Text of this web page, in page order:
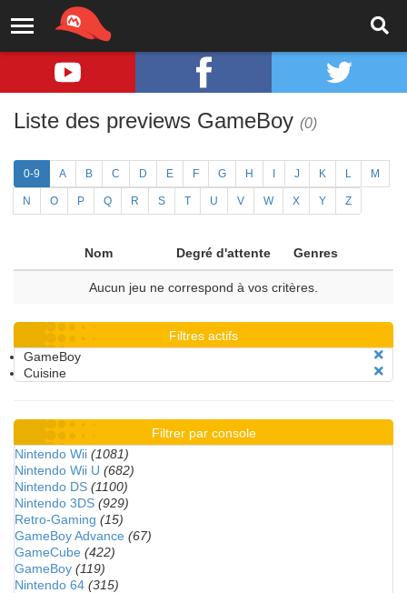
Liste des previews GameBoy (0)
0-9 A B C D E F G H J K L M
N O P Q R S T U V W X Y Z
Nom Degré d'attente Genres
Aucun jeu ne correspond à vos critères.
Filtres actifs
GameBoy
Cuisine
Filtrer par console
Nintendo Wii (1081)
Nintendo Wii U (682)
Nintendo DS (1100)
Nintendo 3DS (929)
Retro-Gaming (15)
GameBoy Advance (67)
GameCube (422)
GameBoy (119)
Nintendo 64 (315)